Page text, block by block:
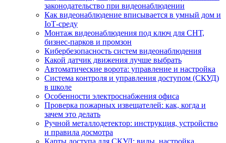
законодательство при видеонаблюдении
Как видеонаблюдение вписывается в умный дом и
IoT‑среду
Монтаж видеонаблюдения под ключ для СНТ,
бизнес‑парков и промзон
Кибербезопасность систем видеонаблюдения
Какой датчик движения лучше выбрать
Автоматические ворота: управление и настройка
Система контроля и управления доступом (СКУД)
в школе
Особенности электроснабжения офиса
Проверка пожарных извещателей: как, когда и
зачем это делать
Ручной металлодетектор: инструкция, устройство
и правила досмотра
Карты доступа для СКУД: виды, настройка,